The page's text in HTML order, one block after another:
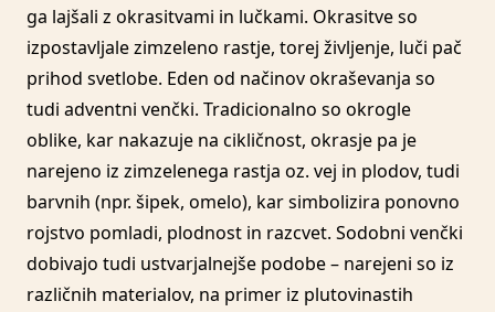
ga lajšali z okrasitvami in lučkami. Okrasitve so
izpostavljale zimzeleno rastje, torej življenje, luči pač
prihod svetlobe. Eden od načinov okraševanja so
tudi adventni venčki. Tradicionalno so okrogle
oblike, kar nakazuje na cikličnost, okrasje pa je
narejeno iz zimzelenega rastja oz. vej in plodov, tudi
barvnih (npr. šipek, omelo), kar simbolizira ponovno
rojstvo pomladi, plodnost in razcvet. Sodobni venčki
dobivajo tudi ustvarjalnejše podobe – narejeni so iz
različnih materialov, na primer iz plutovinastih